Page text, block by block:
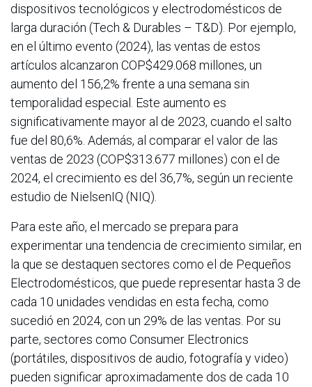
dispositivos tecnológicos y electrodomésticos de
larga duración (Tech & Durables – T&D). Por ejemplo,
en el último evento (2024), las ventas de estos
artículos alcanzaron COP$429.068 millones, un
aumento del 156,2% frente a una semana sin
temporalidad especial. Este aumento es
significativamente mayor al de 2023, cuando el salto
fue del 80,6%. Además, al comparar el valor de las
ventas de 2023 (COP$313.677 millones) con el de
2024, el crecimiento es del 36,7%, según un reciente
estudio de NielsenIQ (NIQ).
Para este año, el mercado se prepara para
experimentar una tendencia de crecimiento similar, en
la que se destaquen sectores como el de Pequeños
Electrodomésticos, que puede representar hasta 3 de
cada 10 unidades vendidas en esta fecha, como
sucedió en 2024, con un 29% de las ventas. Por su
parte, sectores como Consumer Electronics
(portátiles, dispositivos de audio, fotografía y video)
pueden significar aproximadamente dos de cada 10